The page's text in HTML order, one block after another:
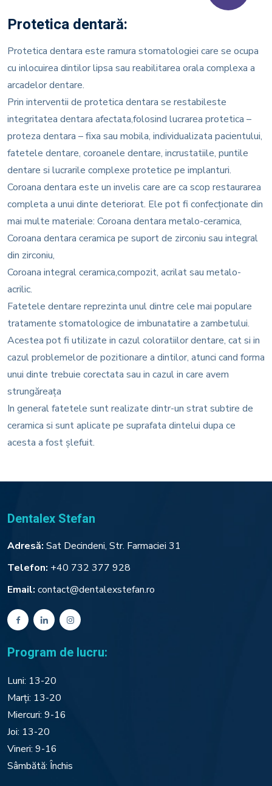
Protetica dentară:
Protetica dentara este ramura stomatologiei care se ocupa
cu inlocuirea dintilor lipsa sau reabilitarea orala complexa a
arcadelor dentare.
Prin interventii de protetica dentara se restabileste
integritatea dentara afectata,folosind lucrarea protetica –
proteza dentara – fixa sau mobila, individualizata pacientului,
fatetele dentare, coroanele dentare, incrustatiile, puntile
dentare si lucrarile complexe protetice pe implanturi.
Coroana dentara este un invelis care are ca scop restaurarea
completa a unui dinte deteriorat. Ele pot fi confecționate din
mai multe materiale: Coroana dentara metalo-ceramica,
Coroana dentara ceramica pe suport de zirconiu sau integral
din zirconiu,
Coroana integral ceramica,compozit, acrilat sau metalo-
acrilic.
Fatetele dentare reprezinta unul dintre cele mai populare
tratamente stomatologice de imbunatatire a zambetului.
Acestea pot fi utilizate in cazul coloratiilor dentare, cat si in
cazul problemelor de pozitionare a dintilor, atunci cand forma
unui dinte trebuie corectata sau in cazul in care avem
strungăreața
In general fatetele sunt realizate dintr-un strat subtire de
ceramica si sunt aplicate pe suprafata dintelui dupa ce
acesta a fost șlefuit.
Dentalex Stefan
Adresă: Sat Decindeni, Str. Farmaciei 31
Telefon: +40 732 377 928
Email: contact@dentalexstefan.ro
Program de lucru:
Luni: 13-20
Marți: 13-20
Miercuri: 9-16
Joi: 13-20
Vineri: 9-16
Sâmbătă: Închis